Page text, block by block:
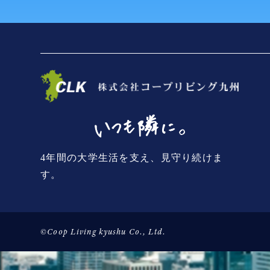
4年間の大学生活を支え、見守り続けま
す。
©Coop Living kyushu Co., Ltd.